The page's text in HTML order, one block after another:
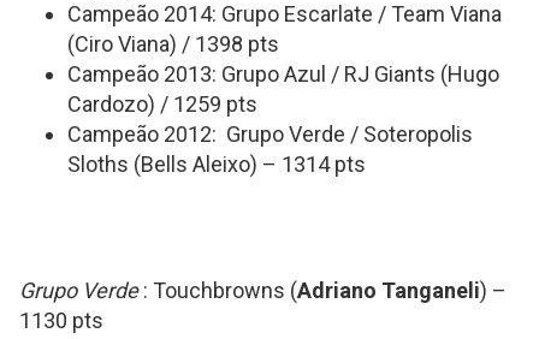
Campeão 2014: Grupo Escarlate / Team Viana
(Ciro Viana) / 1398 pts
Campeão 2013: Grupo Azul / RJ Giants (Hugo
Cardozo) / 1259 pts
Campeão 2012: Grupo Verde / Soteropolis
Sloths (Bells Aleixo) – 1314 pts
Grupo Verde: Touchbrowns (Adriano Tanganeli) –
1130 pts